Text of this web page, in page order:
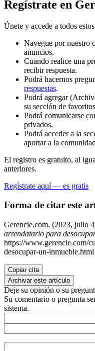
Regístrate en
Únete y accede a todos
Navegue por nuestro
anuncios.
Cuando realice una
recibir respuesta.
Podrá hacernos
respuestas.
Podrá agregar
su sección de
Podrá comunicarse
privados.
Podrá acceder a la
aportar a la
El registro es gratuito, al
anteriores.
Regístrate aquí — es gratis
Forma de citar este
Gerencie.com. (2023, julio
arrendatario para
https://www.gerencie.com/
desocupar-un-inmueble.html
Copiar cita
Archivar este artículo
Deje su opinión o su
Su comentario o pregunta
sistema.